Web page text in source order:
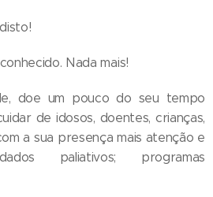
Nada mais!
doe um pouco do seu tempo
de idosos, doentes, crianças,
a sua presença mais atenção e
paliativos; programas